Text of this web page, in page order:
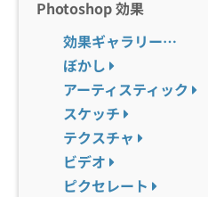
Photoshop 効果
効果ギャラリー…
ぼかし
アーティスティック
スケッチ
テクスチャ
ビデオ
ピクセレート